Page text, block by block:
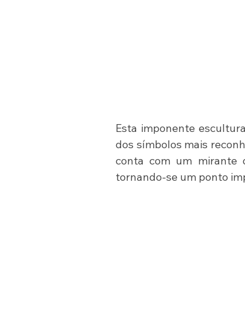
Esta imponente
dos símbolos mais
conta com um mirante
tornando-se um ponto